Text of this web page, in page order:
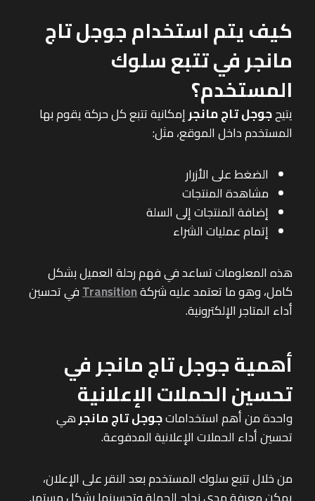
كيف يتم استخدام جوجل تاج
مانجر في تتبع سلوك
المستخدم؟
يتيحجوجل تاج مانجرإمكانية تتبع كل حركة يقوم بها
المستخدم داخل الموقع، مثل:
الضغط على الأزرار
مشاهدة المنتجات
إضافة المنتجات إلى السلة
إتمام عمليات الشراء
هذه المعلومات تساعد في فهم رحلة العميل بشكل
كامل، وهو ما تعتمد عليه شركةTransitionفي تحسين
أداء المتاجر الإلكترونية.
أهمية جوجل تاج مانجر في
تحسين الحملات الإعلانية
واحدة من أهم استخداماتجوجل تاج مانجرهي
تحسين أداء الحملات الإعلانية المدفوعة.
من خلال تتبع سلوك المستخدم بعد النقر على الإعلان،